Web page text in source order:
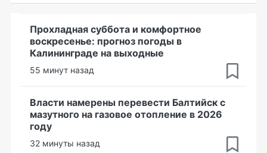
Прохладная суббота и комфортное
воскресенье: прогноз погоды в
Калининграде на выходные
55 минут назад
Власти намерены перевести Балтийск с
мазутного на газовое отопление в 2026
году
32 минуты назад